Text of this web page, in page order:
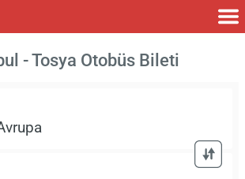
- Tosya Otobüs Bileti